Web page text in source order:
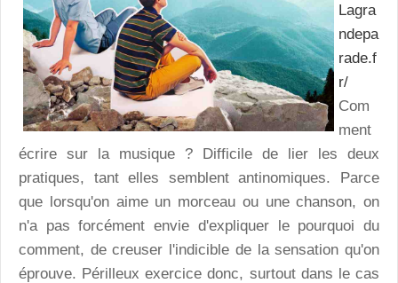
Lagra
ndepa
rade.f
r/
Com
ment
écrire sur la musique ? Difficile de lier les deux
pratiques, tant elles semblent antinomiques. Parce
que lorsqu'on aime un morceau ou une chanson, on
n'a pas forcément envie d'expliquer le pourquoi du
comment, de creuser l'indicible de la sensation qu'on
éprouve. Périlleux exercice donc, surtout dans le cas